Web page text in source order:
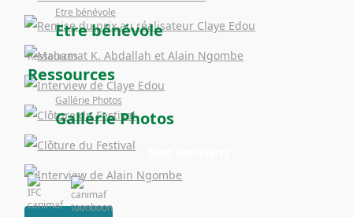
Etre bénévole
Etre bénévole
Ressources
Ressources
Gallérie Photos
Gallérie Photos